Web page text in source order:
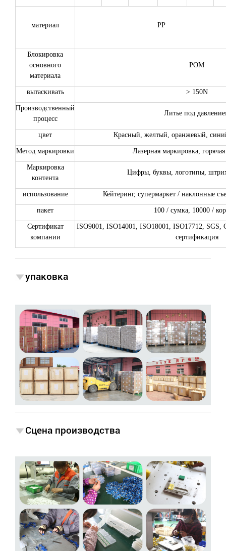
материал PP
Блокировка
основного
материала
POM
вытаскивать > 150N
Производственный
процесс
Литье под
цвет Красный, желтый, оранжевый,
Метод маркировки Лазерная маркировка,
Маркировка
контента
Цифры, буквы, логотипы,
использование Кейтеринг, супермаркет / наклонные
пакет 100 / сумка, 10000 /
Сертификат
компании
ISO9001, ISO14001, ISO18001, ISO17712, SGS,
сертификация
упаковка
Сцена производства